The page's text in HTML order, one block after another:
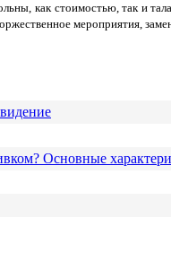
как стоимостью, так и
мероприятия,
Основные